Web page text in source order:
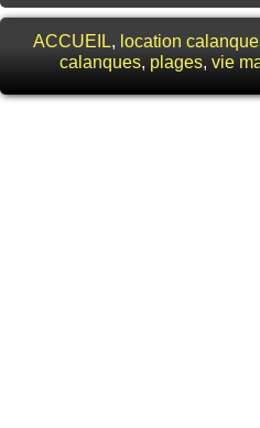
ACCUEIL, location
calanques, plages, vie